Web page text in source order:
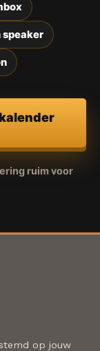
speaker
ruim voor
op jouw